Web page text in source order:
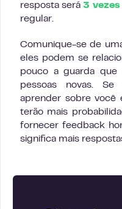
resposta será3
regular.
Comunique-se de
eles podem se
pouco a guarda
pessoas novas.
aprender sobre você
terão mais
fornecer feedback
significa mais